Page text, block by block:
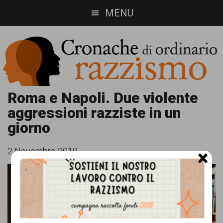
to
main
content
to
footer
MENU
Cronache
di
ordinario
razzismo
Cronachediordinariorazzismo.org
un
sito
informazione,
Roma e Napoli. Due violente
aggressioni razziste in un
giorno
2 Novembre 2018 ×